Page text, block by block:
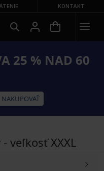
KONTAKT
25 % NAD 60
NAKUPOVAŤ
veľkosť XXXL